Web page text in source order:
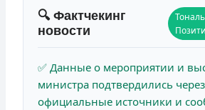
🔍 Фактчекинг
новости
✅ Данные о мероприятии и
министра подтвердились через
официальные источники и